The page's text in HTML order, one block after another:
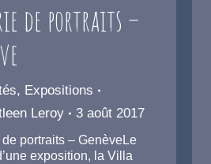
de portraits –
, Expositions
Leroy 3 août 2017
portraits – GenèveLe
exposition, la Villa